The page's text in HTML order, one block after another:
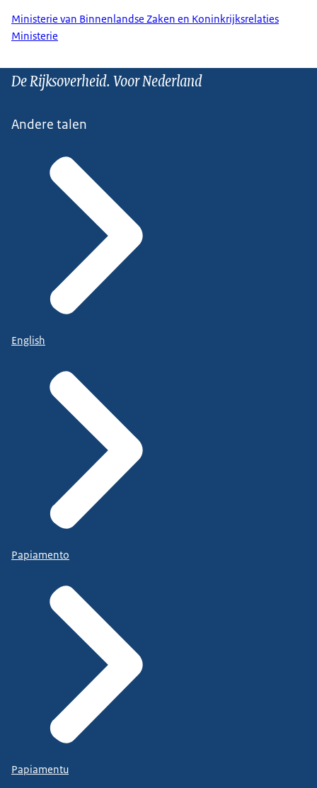
Ministerie van Binnenlandse Zaken en Koninkrijksrelaties
Ministerie
De Rijksoverheid. Voor Nederland
Andere talen
English
Papiamento
Papiamentu